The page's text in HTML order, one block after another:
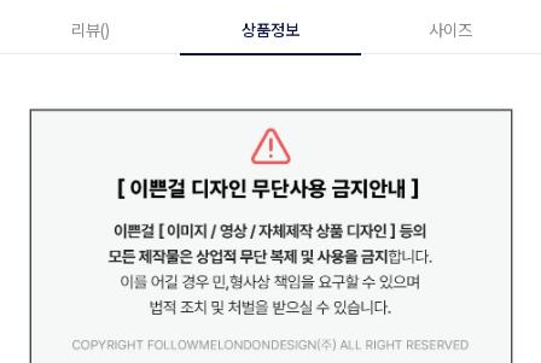
리뷰() 상품정보 사이즈